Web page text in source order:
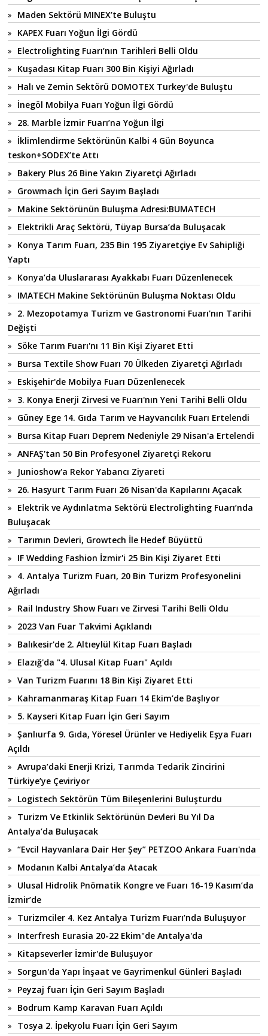
Maden Sektörü MINEX’te Buluştu
KAPEX Fuarı Yoğun İlgi Gördü
Electrolighting Fuarı’nın Tarihleri Belli Oldu
Kuşadası Kitap Fuarı 300 Bin Kişiyi Ağırladı
Halı ve Zemin Sektörü DOMOTEX Turkey'de Buluştu
İnegöl Mobilya Fuarı Yoğun İlgi Gördü
28. Marble İzmir Fuarı’na Yoğun İlgi
İklimlendirme Sektörünün Kalbi 4 Gün Boyunca
teskon+SODEX’te Attı
Bakery Plus 26 Bine Yakın Ziyaretçi Ağırladı
Growmach İçin Geri Sayım Başladı
Makine Sektörünün Buluşma Adresi:BUMATECH
Elektrikli Araç Sektörü, Tüyap Bursa’da Buluşacak
Konya Tarım Fuarı, 235 Bin 195 Ziyaretçiye Ev Sahipliği
Yaptı
Konya’da Uluslararası Ayakkabı Fuarı Düzenlenecek
IMATECH Makine Sektörünün Buluşma Noktası Oldu
2. Mezopotamya Turizm ve Gastronomi Fuarı'nın Tarihi
Değişti
Söke Tarım Fuarı'nı 11 Bin Kişi Ziyaret Etti
Bursa Textile Show Fuarı 70 Ülkeden Ziyaretçi Ağırladı
Eskişehir'de Mobilya Fuarı Düzenlenecek
3. Konya Enerji Zirvesi ve Fuarı'nın Yeni Tarihi Belli Oldu
Güney Ege 14. Gıda Tarım ve Hayvancılık Fuarı Ertelendi
Bursa Kitap Fuarı Deprem Nedeniyle 29 Nisan'a Ertelendi
ANFAŞ'tan 50 Bin Profesyonel Ziyaretçi Rekoru
Junioshow'a Rekor Yabancı Ziyareti
26. Hasyurt Tarım Fuarı 26 Nisan'da Kapılarını Açacak
Elektrik ve Aydınlatma Sektörü Electrolighting Fuarı’nda
Buluşacak
Tarımın Devleri, Growtech İle Hedef Büyüttü
IF Wedding Fashion İzmir'i 25 Bin Kişi Ziyaret Etti
4. Antalya Turizm Fuarı, 20 Bin Turizm Profesyonelini
Ağırladı
Rail Industry Show Fuarı ve Zirvesi Tarihi Belli Oldu
2023 Van Fuar Takvimi Açıklandı
Balıkesir'de 2. Altıeylül Kitap Fuarı Başladı
Elazığ'da "4. Ulusal Kitap Fuarı" Açıldı
Van Turizm Fuarını 18 Bin Kişi Ziyaret Etti
Kahramanmaraş Kitap Fuarı 14 Ekim’de Başlıyor
5. Kayseri Kitap Fuarı İçin Geri Sayım
Şanlıurfa 9. Gıda, Yöresel Ürünler ve Hediyelik Eşya Fuarı
Açıldı
Avrupa’daki Enerji Krizi, Tarımda Tedarik Zincirini
Türkiye’ye Çeviriyor
Logistech Sektörün Tüm Bileşenlerini Buluşturdu
Turizm Ve Etkinlik Sektörünün Devleri Bu Yıl Da
Antalya’da Buluşacak
“Evcil Hayvanlara Dair Her Şey” PETZOO Ankara Fuarı'nda
Modanın Kalbi Antalya’da Atacak
Ulusal Hidrolik Pnömatik Kongre ve Fuarı 16-19 Kasım’da
İzmir’de
Turizmciler 4. Kez Antalya Turizm Fuarı’nda Buluşuyor
Interfresh Eurasia 20-22 Ekim"de Antalya'da
Kitapseverler İzmir'de Buluşuyor
Sorgun'da Yapı İnşaat ve Gayrimenkul Günleri Başladı
Peyzaj fuarı İçin Geri Sayım Başladı
Bodrum Kamp Karavan Fuarı Açıldı
Tosya 2. İpekyolu Fuarı İçin Geri Sayım